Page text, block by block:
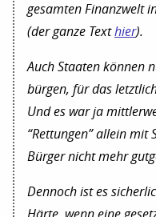
gesamten Finanzwelt
(der ganze Texthier).
Auch Staaten können
bürgen, für das
Und es war ja
“Rettungen” allein
Bürger nicht mehr
Dennoch ist es